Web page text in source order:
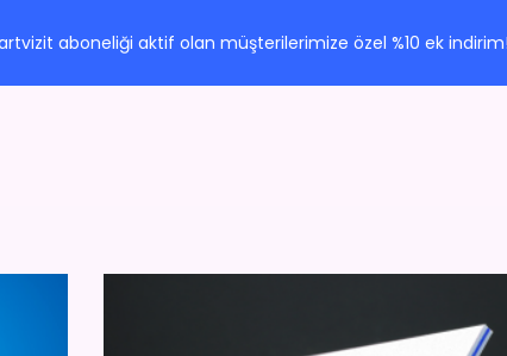
aboneliği aktif olan müşterilerimize özel %10 ek indirim!